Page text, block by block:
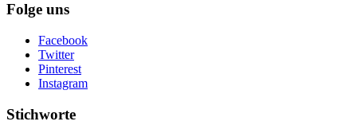
Folge uns
Facebook
Twitter
Pinterest
Instagram
Stichworte